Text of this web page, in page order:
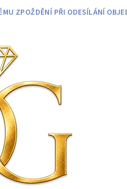
ZPOŽDĚNÍ PŘI ODESÍLÁNÍ